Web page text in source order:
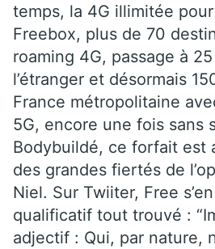
temps, la 4G illimitée
Freebox, plus de 70
roaming 4G, passage à
l’étranger et désormais
France métropolitaine
5G, encore une fois sans
Bodybuildé, ce forfait est
des grandes fiertés de
Niel. Sur Twiiter, Free
qualificatif tout trouvé :
adjectif : Qui, par nature,